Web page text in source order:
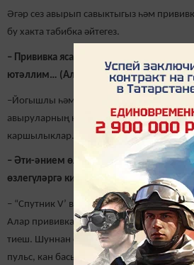
Әгәр сез авырып савыктыгыз һәм
бу хакта табибка әйтегез.
– Прививка ясатасым килә. Ләкин
ютәллим… (Алсу, Иске Чүпрәле).
–Йогышлы һәм йогышлы булмаган
авыруларның кискенләшүе – вакцина-
каршылыклар. Сезгә ике-дүрт атна
– Әти-әнием өлкән яшьтәге кешеләр.
өзлегүләргә китермәсме икән?
– “Спутник V’ вакцинасын хөрмәтле
Алар прививка ясатуга ирекле ризалык
тиеш. Шуннан соң аларны табиб тикшерә
пульс, кан басымын, сатурацияне үлчи,